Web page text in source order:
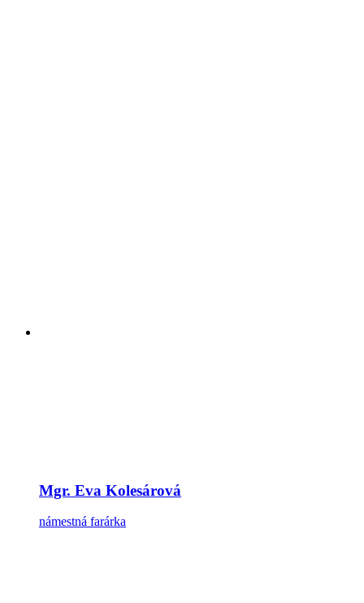
Mgr. Eva Kolesárová
námestná farárka